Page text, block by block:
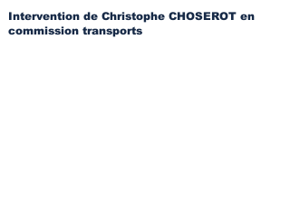
Intervention de Christophe CHOSEROT en
commission transports